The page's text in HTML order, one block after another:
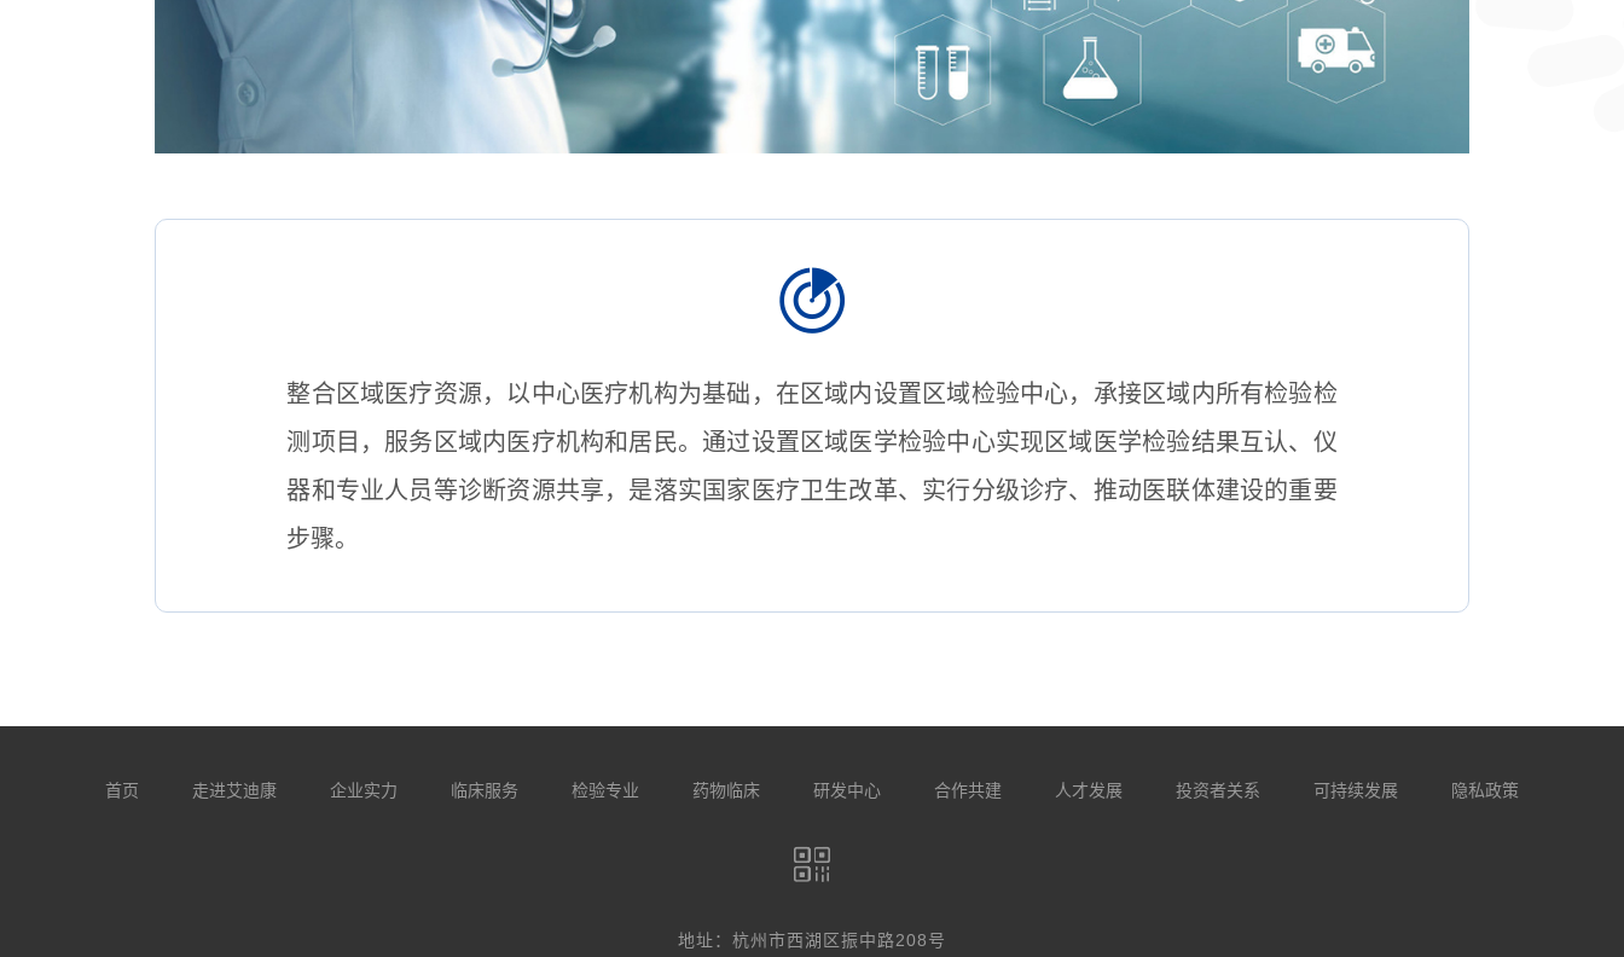
整合区域医疗资源，以中心医疗机构为基础，在区域内设置区域检验中心，承接区域内所有检验检
测项目，服务区域内医疗机构和居民。通过设置区域医学检验中心实现区域医学检验结果互认、仪
器和专业人员等诊断资源共享，是落实国家医疗卫生改革、实行分级诊疗、推动医联体建设的重要
步骤。
首页 走进艾迪康 企业实力 临床服务 检验专业 药物临床 研发中心 合作共建 人才发展 投资者关系 可持续发展 隐私政策
地址：杭州市西湖区振中路208号